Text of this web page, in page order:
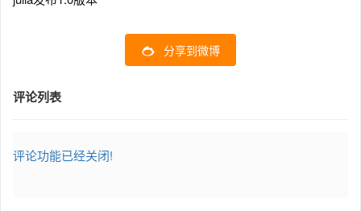
分享到微博
评论列表
评论功能已经关闭!